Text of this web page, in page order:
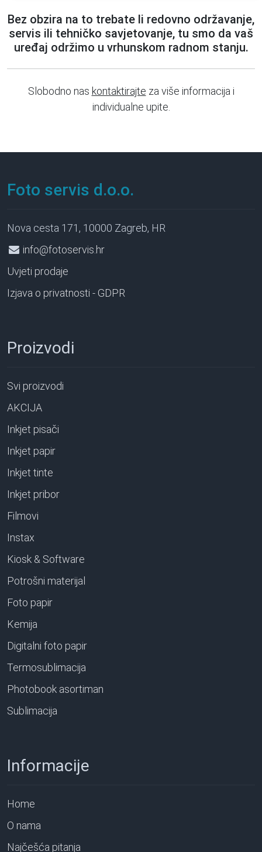
Bez obzira na to trebate li redovno održavanje,
servis ili tehničko savjetovanje, tu smo da vaš
uređaj održimo u vrhunskom radnom stanju.
Slobodno nas kontaktirajte za više informacija i
individualne upite.
Foto servis d.o.o.
Nova cesta 171, 10000 Zagreb, HR
info@fotoservis.hr
Uvjeti prodaje
Izjava o privatnosti - GDPR
Proizvodi
Svi proizvodi
AKCIJA
Inkjet pisači
Inkjet papir
Inkjet tinte
Inkjet pribor
Filmovi
Instax
Kiosk & Software
Potrošni materijal
Foto papir
Kemija
Digitalni foto papir
Termosublimacija
Photobook asortiman
Sublimacija
Informacije
Home
O nama
Najčešća pitanja